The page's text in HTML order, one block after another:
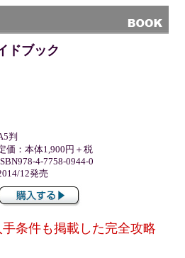
ドブック
5判
価：本体1,900円＋税
4-7758-0944-0
12発売
条件も掲載した完全攻略